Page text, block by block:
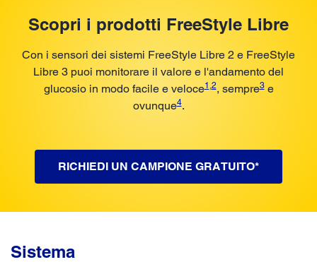
Scopri i prodotti FreeStyle Libre
Con i sensori dei sistemi FreeStyle Libre 2 e FreeStyle
Libre 3 puoi monitorare il valore e l'andamento del
glucosio in modo facile e veloce1 ,2, sempre3e
ovunque4.
RICHIEDI UN CAMPIONE GRATUITO*
Sistema